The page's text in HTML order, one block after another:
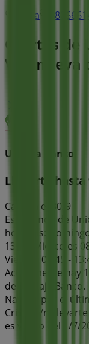
Mapa
Ofertas de
Villanueva
Unicaja Banco
Llevarte hasta
Caduca el 30/9
Esta tienda de
horarios:
13:45, Miércoles
Viernes 08:45 -
Actualmente hay
de Unicaja Banco.
Navega por el
Cristo S/n
es válido del 1/7/